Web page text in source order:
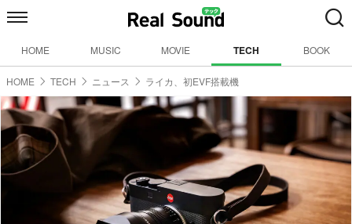
HOME MUSIC MOVIE TECH BOOK
HOME TECH ニュース ライカ、初EVF搭載機